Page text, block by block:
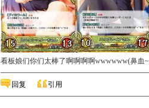
看板娘们你们太棒了啊啊啊啊wwwwww(鼻血~
回复 引用